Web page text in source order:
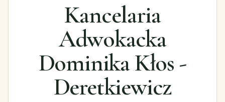
Kancelaria
Adwokacka
Dominika Kłos -
Deretkiewicz